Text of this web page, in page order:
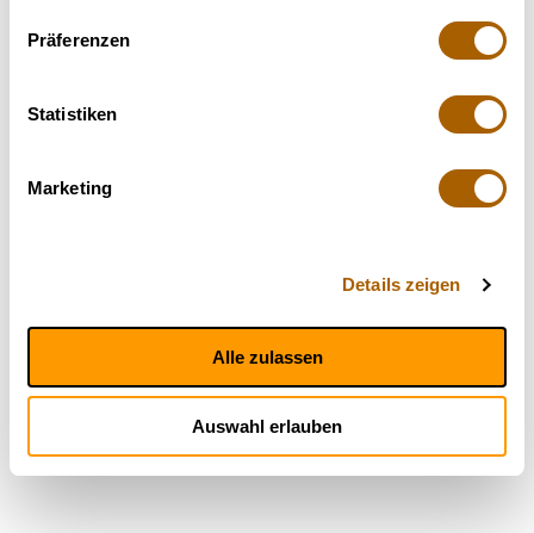
Präferenzen
Statistiken
Marketing
Details zeigen
Alle zulassen
Auswahl erlauben